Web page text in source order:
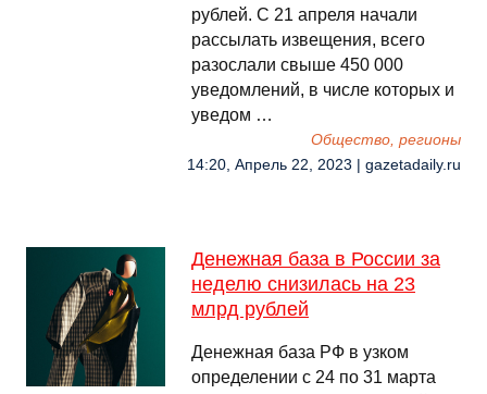
рублей. С 21 апреля начали
рассылать извещения, всего
разослали свыше 450 000
уведомлений, в числе которых и
уведом …
Общество, регионы
14:20, Апрель 22, 2023 | gazetadaily.ru
Денежная база в России за
неделю снизилась на 23
млрд рублей
Денежная база РФ в узком
определении с 24 по 31 марта